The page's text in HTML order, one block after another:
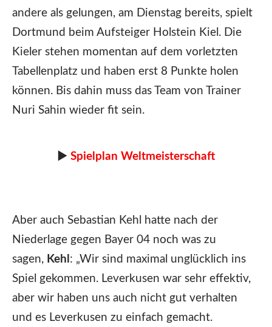
andere als gelungen, am Dienstag bereits, spielt
Dortmund beim Aufsteiger Holstein Kiel. Die
Kieler stehen momentan auf dem vorletzten
Tabellenplatz und haben erst 8 Punkte holen
können. Bis dahin muss das Team von Trainer
Nuri Sahin wieder fit sein.
► Spielplan Weltmeisterschaft
Aber auch Sebastian Kehl hatte nach der
Niederlage gegen Bayer 04 noch was zu
sagen, Kehl : „Wir sind maximal unglücklich ins
Spiel gekommen. Leverkusen war sehr effektiv,
aber wir haben uns auch nicht gut verhalten
und es Leverkusen zu einfach gemacht.